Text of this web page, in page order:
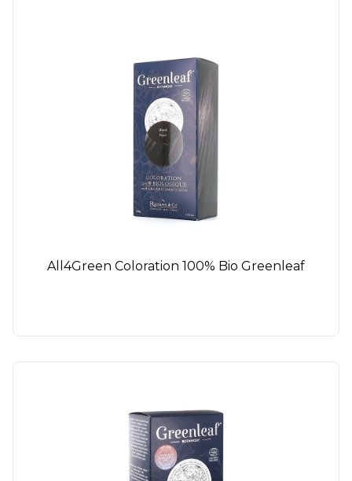
All4Green Coloration 100% Bio Greenleaf